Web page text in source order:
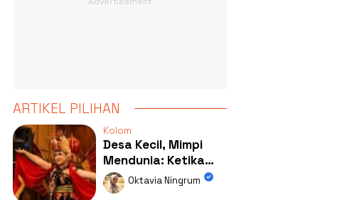
ARTIKEL PILIHAN
Kolom
Desa Kecil, Mimpi
Mendunia: Ketika
Kolaborasi
Mengubah Wajah
Oktavia Ningrum